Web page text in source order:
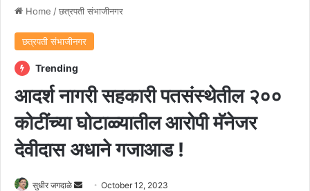
Home /छत्रपती संभाजीनगर
छत्रपती संभाजीनगर
Trending
आदर्श नागरी सहकारी पतसंस्थेतील २००
कोटींच्या घोटाळ्यातील आरोपी मॅनेजर
देवीदास अधाने गजाआड !
सुधीर जगदाळे
SendOctober 12, 2023